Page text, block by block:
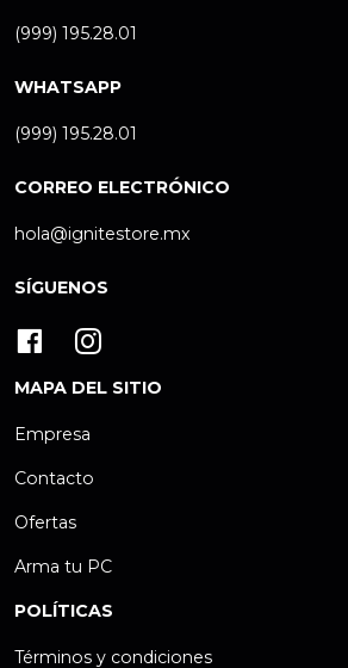
(999) 195.28.01
WHATSAPP
(999) 195.28.01
CORREO ELECTRÓNICO
hola@ignitestore.mx
SÍGUENOS
MAPA DEL SITIO
Empresa
Contacto
Ofertas
Arma tu PC
POLÍTICAS
Términos y condiciones